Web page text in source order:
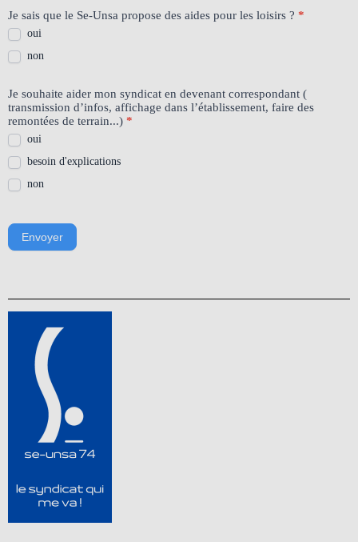
Je sais que le Se-Unsa propose des aides pour les loisirs ? *
oui
non
Je souhaite aider mon syndicat en devenant correspondant (
transmission d’infos, affichage dans l’établissement, faire des
remontées de terrain...) *
oui
besoin d'explications
non
Envoyer